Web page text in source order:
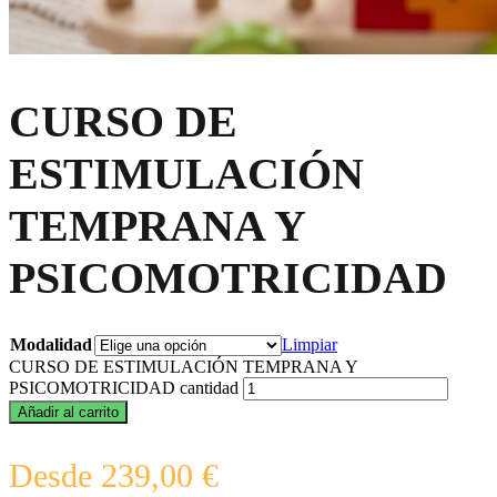
CURSO DE
ESTIMULACIÓN
TEMPRANA Y
PSICOMOTRICIDAD
Modalidad
Limpiar
CURSO DE ESTIMULACIÓN TEMPRANA Y
PSICOMOTRICIDAD cantidad
Añadir al carrito
Desde 239,00 €